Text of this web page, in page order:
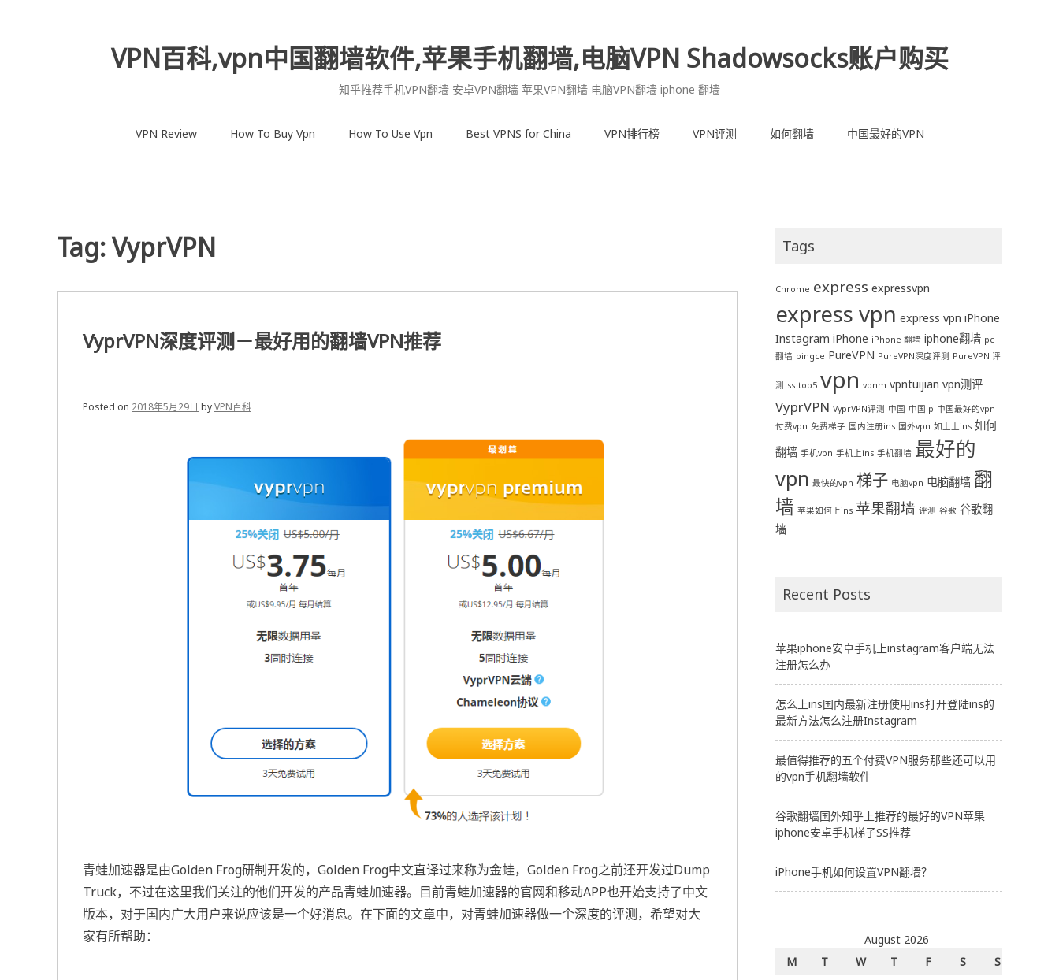
VPN百科,vpn中国翻墙软件,苹果手机翻墙,电脑VPN Shadowsocks账户购买
知乎推荐手机VPN翻墙 安卓VPN翻墙 苹果VPN翻墙 电脑VPN翻墙 iphone 翻墙
VPN Review How To Buy Vpn How To Use Vpn Best VPNS for China VPN排行榜 VPN评测 如何翻墙 中国最好的VPN
Tag:VyprVPN
VyprVPN深度评测－最好用的翻墙VPN推荐
Posted on 2018年5月29日 byVPN百科
青蛙加速器是由Golden Frog研制开发的，Golden Frog中文直译过来称为金蛙，Golden Frog之前还开发过Dump
Truck，不过在这里我们关注的他们开发的产品青蛙加速器。目前青蛙加速器的官网和移动APP也开始支持了中文
版本，对于国内广大用户来说应该是一个好消息。在下面的文章中，对青蛙加速器做一个深度的评测，希望对大
家有所帮助：
Tags
Chrome express expressvpn
express vpn express vpn iPhone
Instagram iPhone iPhone 翻墙 iphone翻墙 pc
翻墙 pingce PureVPN PureVPN深度评测 PureVPN 评
测 ss top5 vpn vpnm vpntuijian vpn测评
VyprVPN VyprVPN评测 中国 中国ip 中国最好的vpn
付费vpn 免费梯子 国内注册ins 国外vpn 如上上ins 如何
翻墙 手机vpn 手机上ins 手机翻墙 最好的
vpn 最快的vpn 梯子 电脑vpn 电脑翻墙 翻
墙 苹果如何上ins 苹果翻墙 评测 谷歌 谷歌翻
墙
Recent Posts
苹果iphone安卓手机上instagram客户端无法
注册怎么办
怎么上ins国内最新注册使用ins打开登陆ins的
最新方法怎么注册Instagram
最值得推荐的五个付费VPN服务那些还可以用
的vpn手机翻墙软件
谷歌翻墙国外知乎上推荐的最好的VPN苹果
iphone安卓手机梯子SS推荐
iPhone手机如何设置VPN翻墙？
August 2026
M
T W T F S
S